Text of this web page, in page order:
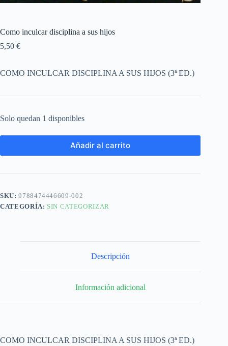
Como inculcar disciplina a sus hijos
5,50 €
COMO INCULCAR DISCIPLINA A SUS HIJOS (3ª ED.)
Solo quedan 1 disponibles
Añadir al carrito
SKU:9788474446609-002
CATEGORÍA: SIN CATEGORIZAR
Descripción
Información adicional
COMO INCULCAR DISCIPLINA A SUS HIJOS (3ª ED.)